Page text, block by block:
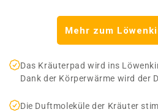
Mehr zum
Das Kräuterpad wird ins
Dank der Körperwärme wird der
Die ­Duftmoleküle ­der Kräuter